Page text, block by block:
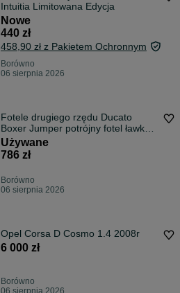
Intuitia Limitowana Edycja
Nowe
440 zł
458,90 zł z Pakietem Ochronnym
Borówno
06 sierpnia 2026
Fotele drugiego rzędu Ducato
Boxer Jumper potrójny fotel ławka
2 rzędu
Używane
786 zł
Borówno
06 sierpnia 2026
Opel Corsa D Cosmo 1.4 2008r
6 000 zł
Borówno